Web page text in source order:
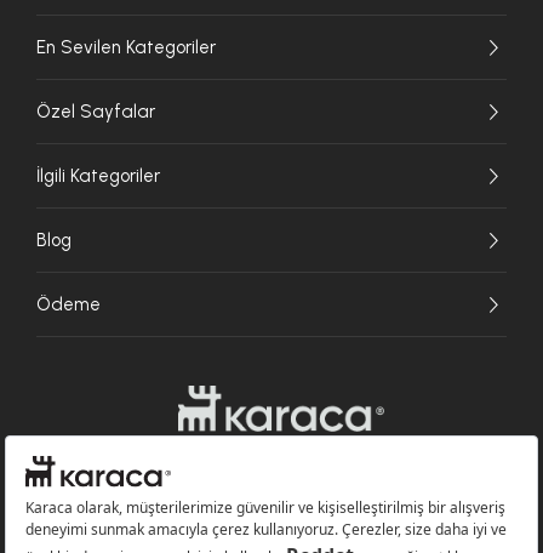
En Sevilen Kategoriler
Özel Sayfalar
İlgili Kategoriler
Blog
Ödeme